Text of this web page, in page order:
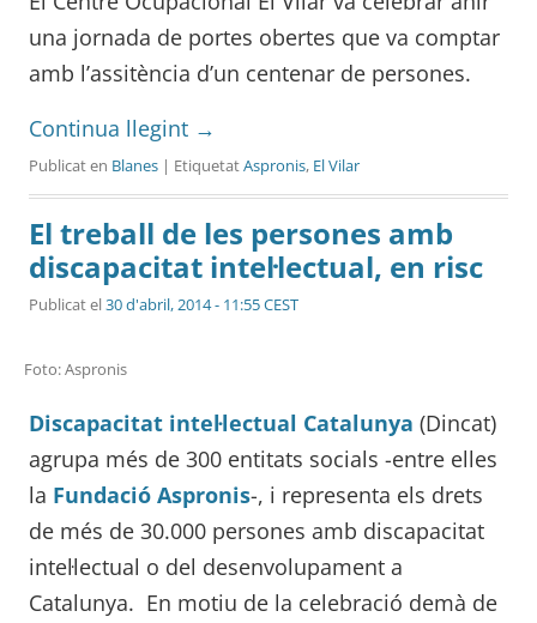
una jornada de portes obertes que va comptar
amb l’assitència d’un centenar de persones.
Continua llegint →
Publicat en Blanes | EtiquetatAspronis, El Vilar
El treball de les persones amb
discapacitat intel·lectual, en risc
Publicat el30 d'abril, 2014 - 11:55 CEST
Foto: Aspronis
Discapacitat intel·lectual Catalunya (Dincat)
agrupa més de 300 entitats socials -entre elles
la Fundació Aspronis-, i representa els drets
de més de 30.000 persones amb discapacitat
intel·lectual o del desenvolupament a
Catalunya. En motiu de la celebració demà de